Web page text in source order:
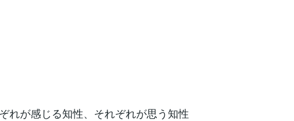
れが感じる知性、それぞれが思う知性